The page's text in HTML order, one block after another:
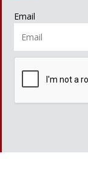
Email